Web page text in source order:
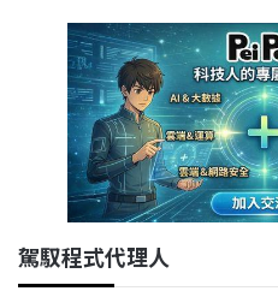
駕馭程式代理人